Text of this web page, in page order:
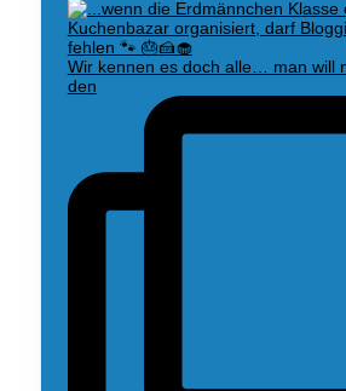
Wir kennen es doch alle… man will
den